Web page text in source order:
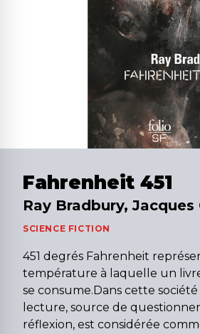
Fahrenheit 451
Ray Bradbury, Jacques
SCIENCE FICTION
451 degrés Fahrenheit
température à laquelle un
se consume.Dans cette
lecture, source de
réflexion, est considérée